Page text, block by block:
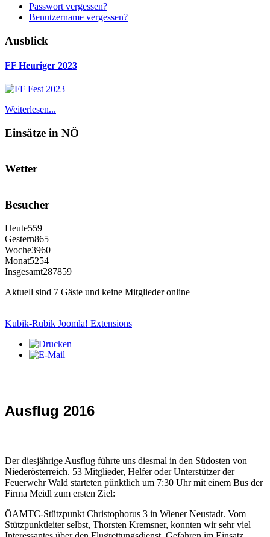
Passwort vergessen?
Benutzername vergessen?
Ausblick
FF Heuriger 2023
Weiterlesen...
Einsätze in NÖ
Wetter
Besucher
Heute559
Gestern865
Woche3960
Monat5254
Insgesamt287859
Aktuell sind 7 Gäste und keine Mitglieder online
Kubik-Rubik Joomla! Extensions
Ausflug 2016
Der diesjährige Ausflug führte uns diesmal in den Südosten von
Niederösterreich. 53 Mitglieder, Helfer oder Unterstützer der
Feuerwehr Wald starteten pünktlich um 7:30 Uhr mit einem Bus der
Firma Meidl zum ersten Ziel:
ÖAMTC-Stützpunkt Christophorus 3 in Wiener Neustadt. Vom
Stützpunktleiter selbst, Thorsten Kremsner, konnten wir sehr viel